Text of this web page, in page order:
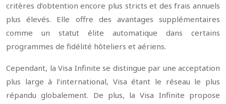
critères d’obtention encore plus stricts et des frais annuels
plus élevés. Elle offre des avantages supplémentaires
comme un statut élite automatique dans certains
programmes de fidélité hôteliers et aériens.
Cependant, la Visa Infinite se distingue par une acceptation
plus large à l’international, Visa étant le réseau le plus
répandu globalement. De plus, la Visa Infinite propose